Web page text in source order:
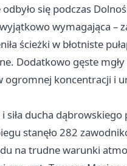
się podczas
wyjątkowo wymagająca –
ścieżki w błotniste
Dodatkowo gęste
ogromnej koncentracji i
i siła ducha
stanęło 282
na trudne warunki